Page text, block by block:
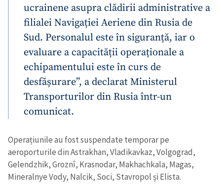
ucrainene asupra clădirii administrative a
filialei Navigației Aeriene din Rusia de
Sud. Personalul este în siguranță, iar o
evaluare a capacității operaționale a
echipamentului este în curs de
desfășurare”, a declarat Ministerul
Transporturilor din Rusia într-un
comunicat.
Operațiunile au fost suspendate temporar pe
aeroporturile din Astrakhan, Vladikavkaz, Volgograd,
Gelendzhik, Groznî, Krasnodar, Makhachkala, Magas,
Mineralnye Vody, Nalcik, Soci, Stavropol și Elista.